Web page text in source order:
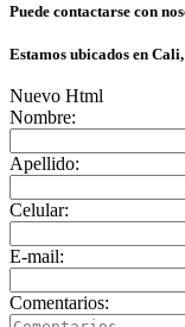
Puede contactarse con
Estamos ubicados en
Nuevo Html
Nombre:
Apellido:
Celular:
E-mail:
Comentarios: